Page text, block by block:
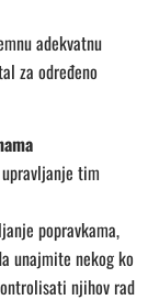
adekvatnu
za određeno
tim
popravkama,
unajmite nekog ko
njihov rad